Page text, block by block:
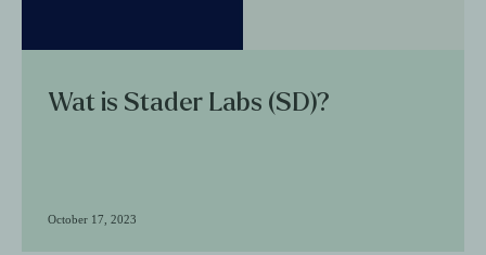
Wat is Stader Labs (SD)?
October 17, 2023